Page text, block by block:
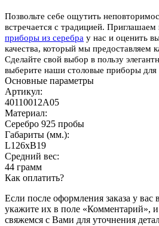
Позвольте себе ощутить
встречается с традицией. Приглашаем
приборы из серебра у нас и оценить
качества, который мы предоставляем
Сделайте свой выбор в пользу
выберите наши столовые приборы для
Основные параметры
Артикул:
40110012А05
Материал:
Серебро 925 пробы
Габариты (мм.):
L126хB19
Средний вес:
44 грамм
Как оплатить?
Если после оформления заказа у вас
укажите их в поле «Комментарий»,
свяжемся с Вами для уточнения